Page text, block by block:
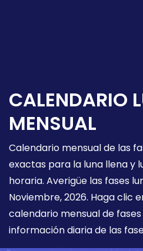
CALENDARIO
MENSUAL
Calendario mensual de las
exactas para la luna llena y
horaria. Averigüe las fases
Noviembre, 2026. Haga clic
calendario mensual de
información diaria de las